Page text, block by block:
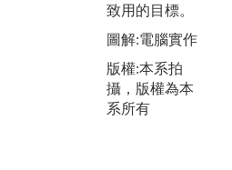
致用的目標。
圖解:電腦實作
版權:本系拍
攝，版權為本
系所有